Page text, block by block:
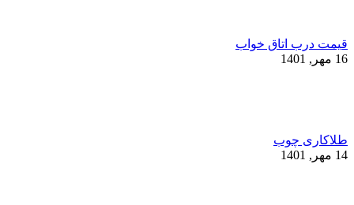
قیمت درب اتاق خواب
16 مهر, 1401
طلاکاری چوب
14 مهر, 1401